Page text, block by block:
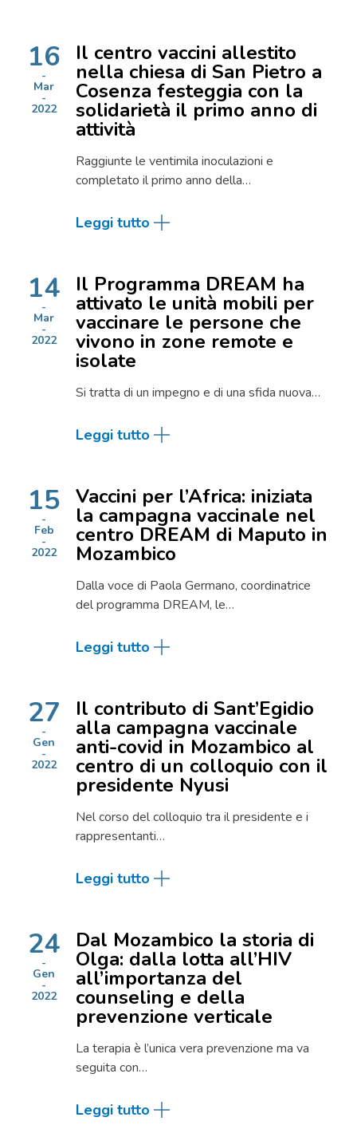
16
Mar
2022
Il centro vaccini allestito
nella chiesa di San Pietro a
Cosenza festeggia con la
solidarietà il primo anno di
attività
Raggiunte le ventimila inoculazioni e
completato il primo anno della…
Leggi tutto
14
Mar
2022
Il Programma DREAM ha
attivato le unità mobili per
vaccinare le persone che
vivono in zone remote e
isolate
Si tratta di un impegno e di una sfida nuova…
Leggi tutto
15
Feb
2022
Vaccini per l’Africa: iniziata
la campagna vaccinale nel
centro DREAM di Maputo in
Mozambico
Dalla voce di Paola Germano, coordinatrice
del programma DREAM, le…
Leggi tutto
27
Gen
2022
Il contributo di Sant’Egidio
alla campagna vaccinale
anti-covid in Mozambico al
centro di un colloquio con il
presidente Nyusi
Nel corso del colloquio tra il presidente e i
rappresentanti…
Leggi tutto
24
Gen
2022
Dal Mozambico la storia di
Olga: dalla lotta all’HIV
all’importanza del
counseling e della
prevenzione verticale
La terapia è l’unica vera prevenzione ma va
seguita con…
Leggi tutto